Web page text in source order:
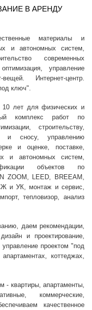
В АРЕНДУ
материалы и
и автономных систем,
современных
управление
Интернет-центр.
ключ".
лет для физических и
комплекс работ по
строительству,
и сносу, управлению
и оценке, поставке,
и автономных систем,
объектов по
ZOOM, LEED, BREEAM,
и УК, монтаж и сервис,
тепловизор, анализ
даем рекомендации,
и проектирование,
управление проектом "под
коттеджах,
- квартиры, апартаменты,
коммерческие,
качественное